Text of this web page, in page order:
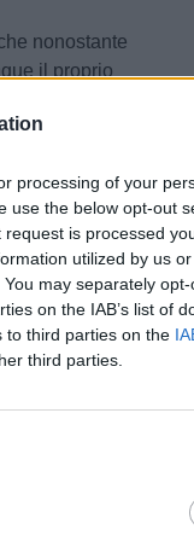
processing of your
use the below opt-out
is processed
utilized by us
may separately
on the IAB’s list of
to third parties on the
third parties.
nonostante
il proprio
come
alla Corte